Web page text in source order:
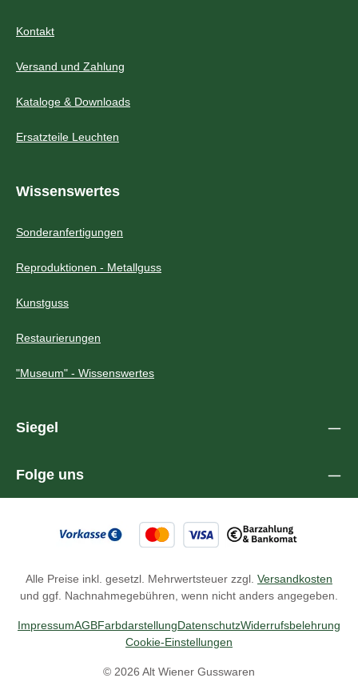
Kontakt
Versand und Zahlung
Kataloge & Downloads
Ersatzteile Leuchten
Wissenswertes
Sonderanfertigungen
Reproduktionen - Metallguss
Kunstguss
Restaurierungen
"Museum" - Wissenswertes
Siegel
Folge uns
Alle Preise inkl. gesetzl. Mehrwertsteuer zzgl. Versandkosten
und ggf. Nachnahmegebühren, wenn nicht anders angegeben.
© 2026 Alt Wiener Gusswaren
ImpressumAGBFarbdarstellungDatenschutzWiderrufsbelehrung
Cookie-Einstellungen